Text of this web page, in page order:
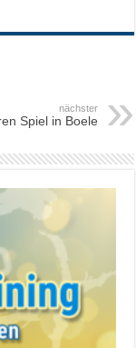
nächster
Spiel in Boele